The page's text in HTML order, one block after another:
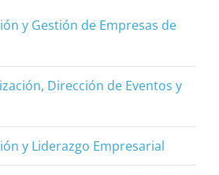
y Gestión de Empresas de
Dirección de Eventos y
y Liderazgo Empresarial